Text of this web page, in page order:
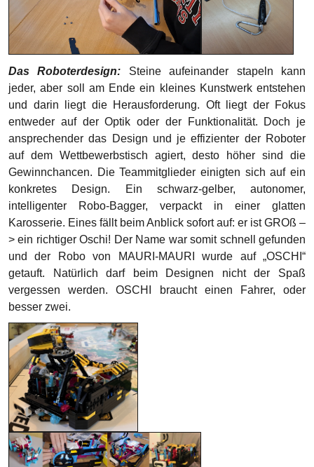
intelligenter Robo-Bagger, verpackt in einer glatten
Karosserie. Eines fällt beim Anblick sofort auf: er ist GROß –
> ein richtiger Oschi! Der Name war somit schnell gefunden
und der Robo von MAURI-MAURI wurde auf „OSCHI“
getauft. Natürlich darf beim Designen nicht der Spaß
vergessen werden. OSCHI braucht einen Fahrer, oder
besser zwei.
Fahrer Nr. 1 arbeitete vor zwei Jahren bereits im Roboter
der Gruppe „8 L3G0 M4ST3RS“, genauer in „ROB“ und
heißt „DAFE“ (DerAbsolute
ein bekannter Raudi, der im letzten Jahr für das Team „Die
10 M4CH3R“ am Steuer des Roboters „DETLEF“ (
Total LegändereEinmaligeFahrerengel) saß, er heißt
„DAFE 2“ (…). Dieses Jahr vereinen sich ihre Kräfte als